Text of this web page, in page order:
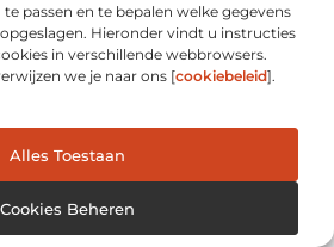
passen en te bepalen welke gegevens
Hieronder vindt u instructies
in verschillende webbrowsers.
we je naar ons [cookiebeleid].
Alles Toestaan
Cookies Beheren